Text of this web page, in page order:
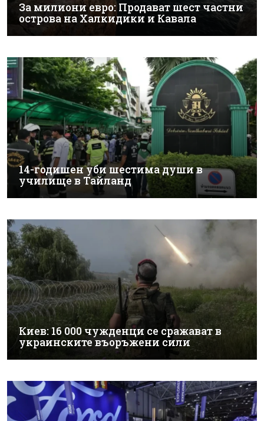
За милиони евро: Продават шест частни
острова на Халкидики и Кавала
14-годишен уби шестима души в
училище в Тайланд
Киев: 16 000 чужденци се сражават в
украинските въоръжени сили